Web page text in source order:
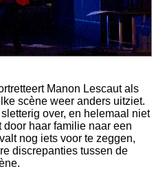
Manon Lescaut als
scène weer anders uitziet.
over, en helemaal niet
haar familie naar een
nog iets voor te zeggen,
discrepanties tussen de